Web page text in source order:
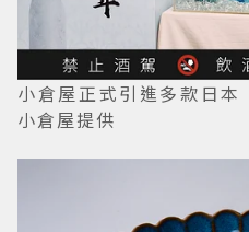
小倉屋正式引進多款日本
小倉屋提供